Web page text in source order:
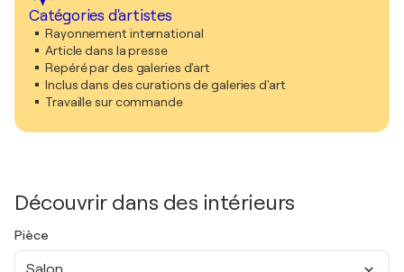
Catégories d'artistes
Rayonnement international
Article dans la presse
Repéré par des galeries d'art
Inclus dans des curations de galeries d'art
Travaille sur commande
Découvrir dans des intérieurs
Pièce